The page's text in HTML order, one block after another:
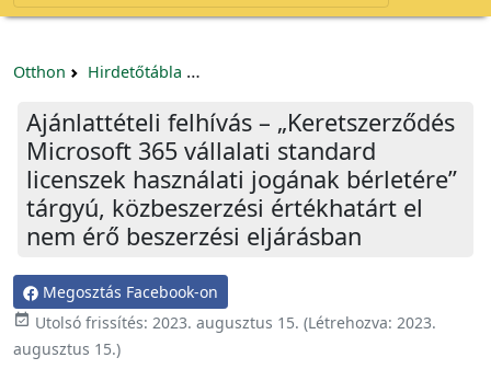
Otthon Hirdetőtábla
Ajánlattételi felhívás – „Keretszerződés
Microsoft 365 vállalati standard
licenszek használati jogának bérletére”
tárgyú, közbeszerzési értékhatárt el
nem érő beszerzési eljárásban
Megosztás Facebook-on
 Utolsó frissítés: 2023. augusztus 15. (Létrehozva: 2023.
augusztus 15.)